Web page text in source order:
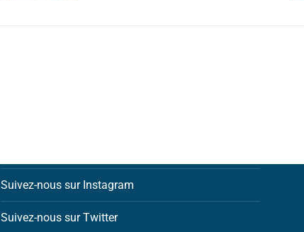
Suivez-nous sur Instagram
Suivez-nous sur Twitter